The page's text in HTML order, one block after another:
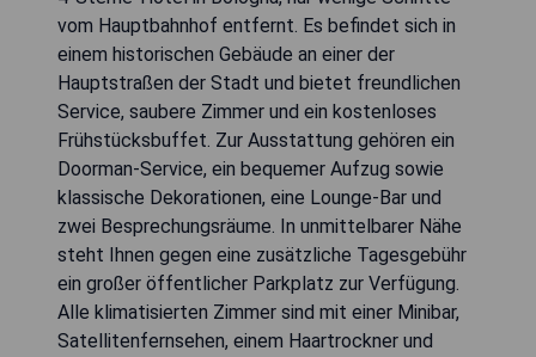
vom Hauptbahnhof entfernt. Es befindet sich in
einem historischen Gebäude an einer der
Hauptstraßen der Stadt und bietet freundlichen
Service, saubere Zimmer und ein kostenloses
Frühstücksbuffet. Zur Ausstattung gehören ein
Doorman-Service, ein bequemer Aufzug sowie
klassische Dekorationen, eine Lounge-Bar und
zwei Besprechungsräume. In unmittelbarer Nähe
steht Ihnen gegen eine zusätzliche Tagesgebühr
ein großer öffentlicher Parkplatz zur Verfügung.
Alle klimatisierten Zimmer sind mit einer Minibar,
Satellitenfernsehen, einem Haartrockner und